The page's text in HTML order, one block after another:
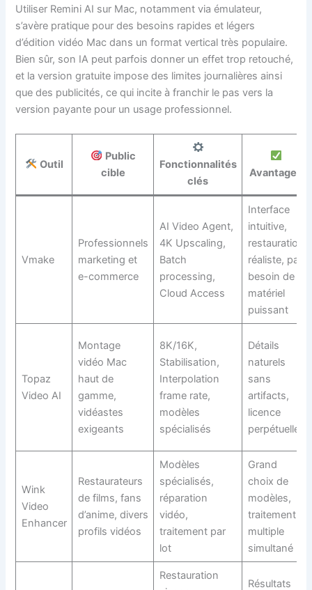
Utiliser Remini AI sur Mac, notamment via émulateur,
s’avère pratique pour des besoins rapides et légers
d’édition vidéo Mac dans un format vertical très populaire.
Bien sûr, son IA peut parfois donner un effet trop retouché,
et la version gratuite impose des limites journalières ainsi
que des publicités, ce qui incite à franchir le pas vers la
version payante pour un usage professionnel.
Outil
Public
cible
Fonctionnalités
clés
Avantages
Vmake
Professionnels
marketing et
e-commerce
AI Video Agent,
4K Upscaling,
Batch
processing,
Cloud Access
Interface
intuitive,
restauration
réaliste, pas
besoin de
matériel
puissant
Topaz
Video AI
Montage
vidéo Mac
haut de
gamme,
vidéastes
exigeants
8K/16K,
Stabilisation,
Interpolation
frame rate,
modèles
spécialisés
Détails
naturels
sans
artifacts,
licence
perpétuelle
Wink
Video
Enhancer
Restaurateurs
de films, fans
d’anime, divers
profils vidéos
Modèles
spécialisés,
réparation
vidéo,
traitement par
lot
Grand
choix de
modèles,
traitement
multiple
simultané
Restauration
Résultats